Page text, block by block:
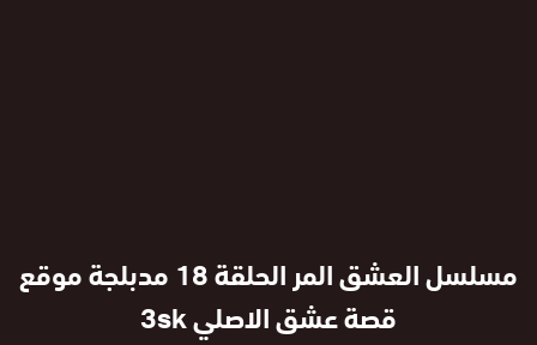
مسلسل العشق المر الحلقة 18 مدبلجة موقع
قصة عشق الاصلي 3sk